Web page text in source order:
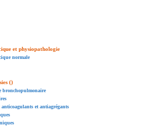
et physiopathologie
normale
()
bronchopulmonaire
anticoagulants et antiagrégants